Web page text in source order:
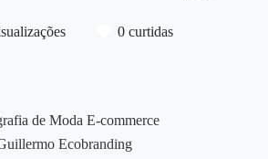
0curtidas
de Moda E-commerce
Ecobranding